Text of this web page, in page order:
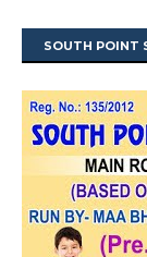
SOUTH POINT